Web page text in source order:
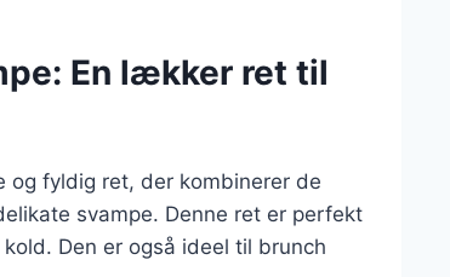
En lækker ret til
og fyldig ret, der kombinerer de
svampe. Denne ret er perfekt
Den er også ideel til brunch